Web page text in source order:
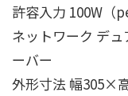
許容入力 100W（
ネットワーク デ
ーバー
外形寸法 幅305×